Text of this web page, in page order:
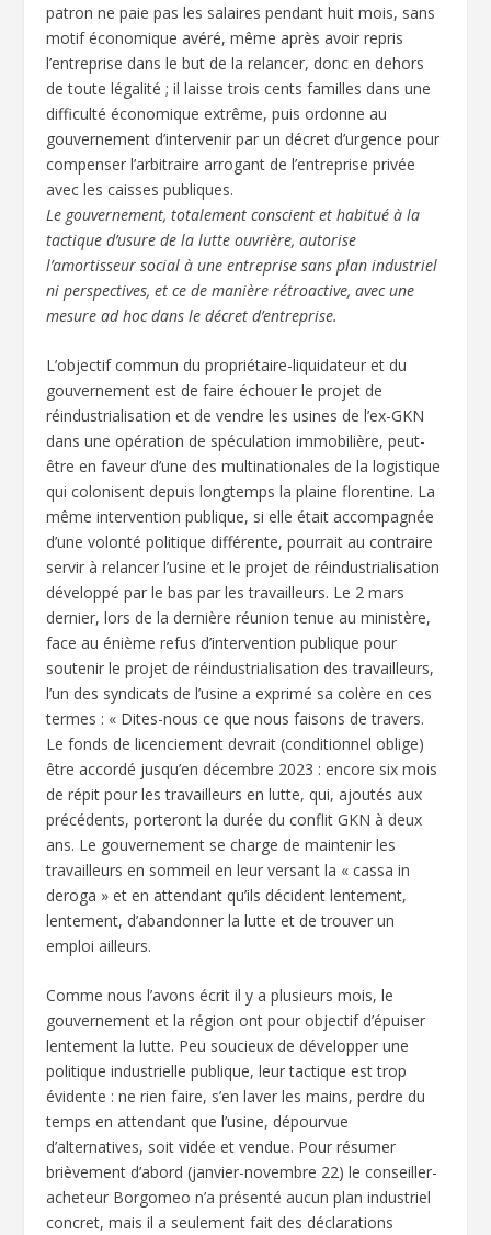
patron ne paie pas les salaires pendant huit mois, sans
motif économique avéré, même après avoir repris
l’entreprise dans le but de la relancer, donc en dehors
de toute légalité ; il laisse trois cents familles dans une
difficulté économique extrême, puis ordonne au
gouvernement d’intervenir par un décret d’urgence pour
compenser l’arbitraire arrogant de l’entreprise privée
avec les caisses publiques.
Le gouvernement, totalement conscient et habitué à la
tactique d’usure de la lutte ouvrière, autorise
l’amortisseur social à une entreprise sans plan industriel
ni perspectives, et ce de manière rétroactive, avec une
mesure ad hoc dans le décret d’entreprise.
L’objectif commun du propriétaire-liquidateur et du
gouvernement est de faire échouer le projet de
réindustrialisation et de vendre les usines de l’ex-GKN
dans une opération de spéculation immobilière, peut-
être en faveur d’une des multinationales de la logistique
qui colonisent depuis longtemps la plaine florentine. La
même intervention publique, si elle était accompagnée
d’une volonté politique différente, pourrait au contraire
servir à relancer l’usine et le projet de réindustrialisation
développé par le bas par les travailleurs. Le 2 mars
dernier, lors de la dernière réunion tenue au ministère,
face au énième refus d’intervention publique pour
soutenir le projet de réindustrialisation des travailleurs,
l’un des syndicats de l’usine a exprimé sa colère en ces
termes : « Dites-nous ce que nous faisons de travers.
Le fonds de licenciement devrait (conditionnel oblige)
être accordé jusqu’en décembre 2023 : encore six mois
de répit pour les travailleurs en lutte, qui, ajoutés aux
précédents, porteront la durée du conflit GKN à deux
ans. Le gouvernement se charge de maintenir les
travailleurs en sommeil en leur versant la « cassa in
deroga » et en attendant qu’ils décident lentement,
lentement, d’abandonner la lutte et de trouver un
emploi ailleurs.
Comme nous l’avons écrit il y a plusieurs mois, le
gouvernement et la région ont pour objectif d’épuiser
lentement la lutte. Peu soucieux de développer une
politique industrielle publique, leur tactique est trop
évidente : ne rien faire, s’en laver les mains, perdre du
temps en attendant que l’usine, dépourvue
d’alternatives, soit vidée et vendue. Pour résumer
brièvement d’abord (janvier-novembre 22) le conseiller-
acheteur Borgomeo n’a présenté aucun plan industriel
concret, mais il a seulement fait des déclarations